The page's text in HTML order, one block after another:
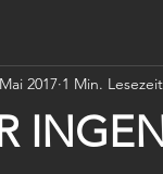
2017 1 Min. Lesezeit